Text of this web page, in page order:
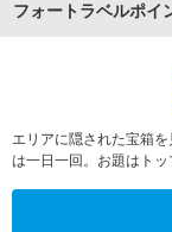
フォートラベルポイ
エリアに隠された宝箱
は一日一回。お題はトッ